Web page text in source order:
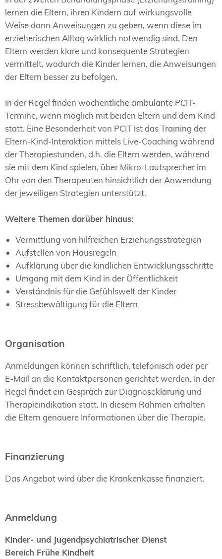
lernen die Eltern, ihren Kindern auf wirkungsvolle
Weise dann Anweisungen zu geben, wenn diese im
erzieherischen Alltag wirklich notwendig sind. Den
Eltern werden klare und konsequente Strategien
vermittelt, wodurch die Kinder lernen, die Anweisungen
der Eltern besser zu befolgen.
In der Regel finden wöchentliche ambulante PCIT-
Termine, wenn möglich mit beiden Eltern und dem Kind
statt. Eine Besonderheit von PCIT ist das Training der
Eltern-Kind-Interaktion mittels Live-Coaching während
der Therapiestunden, d.h. die Eltern werden, während
sie mit dem Kind spielen, über Mikro-Lautsprecher im
Ohr von den Therapeuten hinsichtlich der Anwendung
der jeweiligen Strategien unterstützt.
Weitere Themen darüber hinaus:
Vermittlung von hilfreichen Erziehungsstrategien
Aufstellen von Hausregeln
Aufklärung über die kindlichen Entwicklungsschritte
Umgang mit dem Kind in der Öffentlichkeit
Verständnis für die Gefühlswelt der Kinder
Stressbewältigung für die Eltern
Organisation
Anmeldungen können schriftlich, telefonisch oder per
E-Mail an die Kontaktpersonen gerichtet werden. In der
Regel findet ein Gespräch zur Diagnoseklärung und
Therapieindikation statt. In diesem Rahmen erhalten
die Eltern genauere Informationen über die Therapie.
Finanzierung
Das Angebot wird über die Krankenkasse finanziert.
Anmeldung
Kinder- und Jugendpsychiatrischer Dienst
Bereich Frühe Kindheit